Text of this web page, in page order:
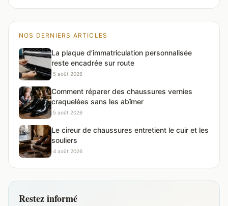
NOS DERNIERS ARTICLES
La plaque d’immatriculation personnalisée
reste encadrée sur route
·5 août 2026
Comment réparer des chaussures vernies
craquelées sans les abîmer
·5 août 2026
Le cireur de chaussures entretient le cuir et les
souliers
·4 août 2026
Restez informé